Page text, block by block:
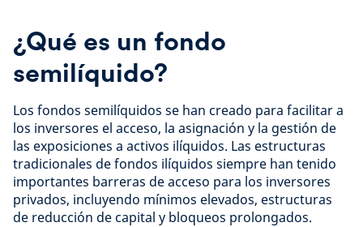
¿Qué es un fondo
semilíquido?
Los fondos semilíquidos se han creado para facilitar a
los inversores el acceso, la asignación y la gestión de
las exposiciones a activos ilíquidos. Las estructuras
tradicionales de fondos ilíquidos siempre han tenido
importantes barreras de acceso para los inversores
privados, incluyendo mínimos elevados, estructuras
de reducción de capital y bloqueos prolongados.